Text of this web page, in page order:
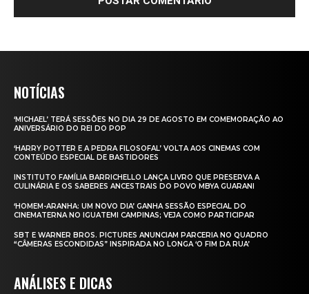
NOTÍCIAS
‘MICHAEL’ TERÁ SESSÕES NO DIA 29 DE AGOSTO EM COMEMORAÇÃO AO
ANIVERSÁRIO DO REI DO POP
‘HARRY POTTER E A PEDRA FILOSOFAL’ VOLTA AOS CINEMAS COM
CONTEÚDO ESPECIAL DE BASTIDORES
INSTITUTO FAMÍLIA BARRICHELLO LANÇA LIVRO QUE PRESERVA A
CULINÁRIA E OS SABERES ANCESTRAIS DO POVO MBYA GUARANI
‘HOMEM-ARANHA: UM NOVO DIA’ GANHA SESSÃO ESPECIAL DO
CINEMATERNA NO IGUATEMI CAMPINAS; VEJA COMO PARTICIPAR
SBT E WARNER BROS. PICTURES ANUNCIAM PARCERIA NO QUADRO
“CÂMERAS ESCONDIDAS” INSPIRADA NO LONGA ‘O FIM DA RUA’
ANÁLISES E DICAS